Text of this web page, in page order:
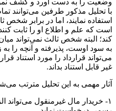
وضعیت را به دست آورد و کشف
با تحلیل مذکور طرفین می‌توانند
استفاده نمایند، اما در برابر شخص
است که علم و اطلاع او را ثابت کنند
کند؛ البته شخص ثالث نمی‌تواند
به سود اوست، پذیرفته و آنچه را
می‌تواند قرارداد را مورد استناد
غیر قابل استناد بداند.
آثار مهمی به این تحلیل مترتب
۱- خریدار مال غیرمنقول می‌تواند